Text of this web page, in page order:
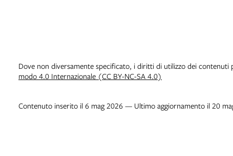
Dove non diversamente specificato, i diritti di utilizzo dei
modo 4.0 Internazionale (CC BY-NC-SA 4.0)
Contenuto inserito il 6 mag 2026 — Ultimo aggiornamento il 20